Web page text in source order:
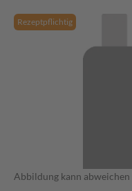
Rezeptpflichtig
Abbildung kann abweichen